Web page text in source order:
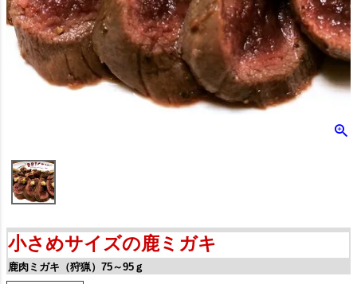
小さめサイズの鹿ミガキ
鹿肉ミガキ（狩猟）75～95ｇ